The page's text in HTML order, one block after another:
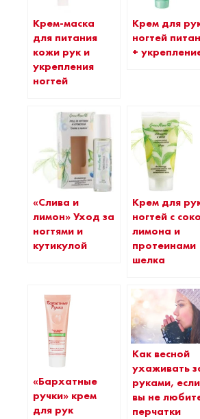
Крем-маска
для питания
кожи рук и
укрепления
ногтей
Крем для
ногтей
+
«Слива и
лимон» Уход за
ногтями и
кутикулой
Крем для
ногтей с
лимона и
протеинами
шелка
«Бархатные
ручки» крем
для рук
Как весной
ухаживать
руками, если
вы не
перчатки